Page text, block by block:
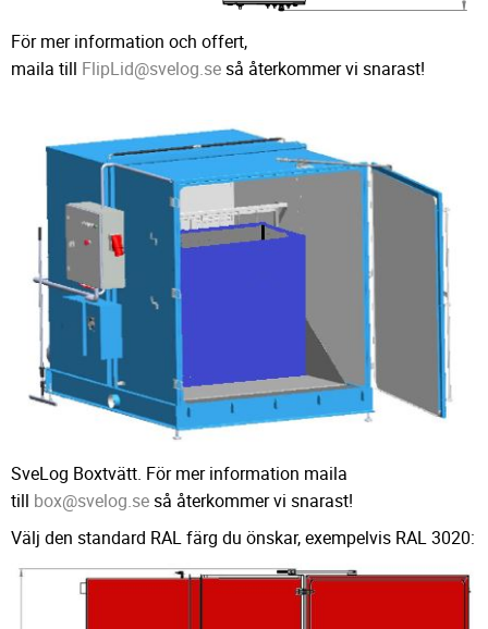
För mer information och offert,
maila till FlipLid@svelog.seså återkommer vi snarast!
SveLog Boxtvätt. För mer information maila
till box@svelog.seså återkommer vi snarast!
Välj den standard RAL färg du önskar, exempelvis RAL 3020: